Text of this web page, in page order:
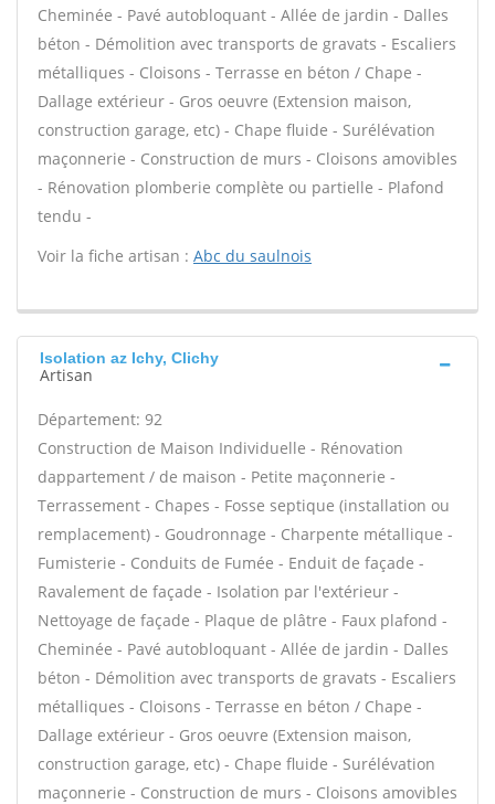
Cheminée - Pavé autobloquant - Allée de jardin - Dalles
béton - Démolition avec transports de gravats - Escaliers
métalliques - Cloisons - Terrasse en béton / Chape -
Dallage extérieur - Gros oeuvre (Extension maison,
construction garage, etc) - Chape fluide - Surélévation
maçonnerie - Construction de murs - Cloisons amovibles
- Rénovation plomberie complète ou partielle - Plafond
tendu -
Voir la fiche artisan : Abc du saulnois
Isolation az Ichy, Clichy
Artisan
Département: 92
Construction de Maison Individuelle - Rénovation
dappartement / de maison - Petite maçonnerie -
Terrassement - Chapes - Fosse septique (installation ou
remplacement) - Goudronnage - Charpente métallique -
Fumisterie - Conduits de Fumée - Enduit de façade -
Ravalement de façade - Isolation par l'extérieur -
Nettoyage de façade - Plaque de plâtre - Faux plafond -
Cheminée - Pavé autobloquant - Allée de jardin - Dalles
béton - Démolition avec transports de gravats - Escaliers
métalliques - Cloisons - Terrasse en béton / Chape -
Dallage extérieur - Gros oeuvre (Extension maison,
construction garage, etc) - Chape fluide - Surélévation
maçonnerie - Construction de murs - Cloisons amovibles